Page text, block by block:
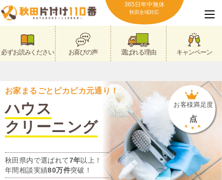
365日年中無休
秋田全域対応
必ずお読みください お喜びの声 選ばれる理由 キャンペーン
お家まるごとピカピカ元通り！
ハウス
クリーニング
秋田県内で選ばれて7年以上！
年間相談実績80万件突破！
お客様満足度
点